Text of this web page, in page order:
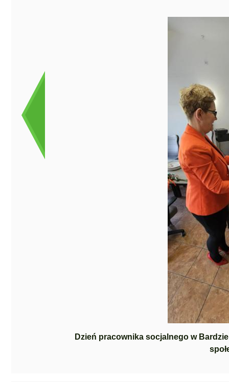
Dzień pracownika socjalnego w